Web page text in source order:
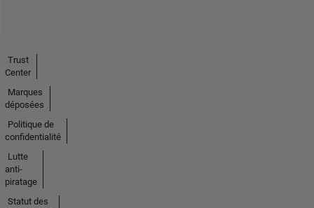
Trust
Center
Marques
déposées
Politique de
confidentialité
Lutte
anti-
piratage
Statut des